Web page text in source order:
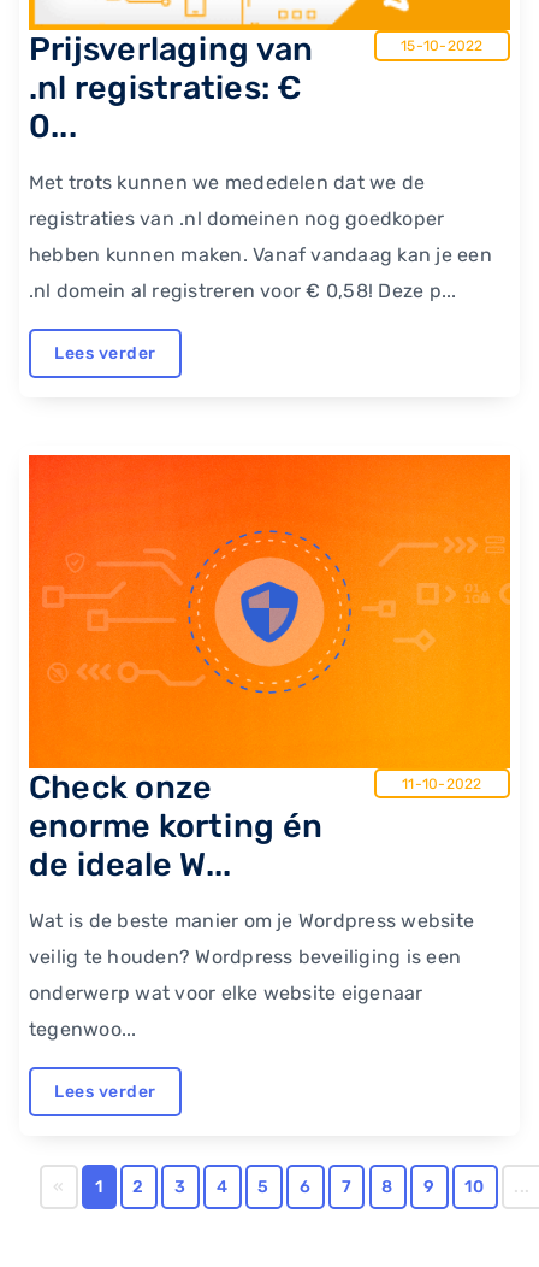
Prijsverlaging van
.nl registraties: €
0...
15-10-2022
Met trots kunnen we mededelen dat we de
registraties van .nl domeinen nog goedkoper
hebben kunnen maken. Vanaf vandaag kan je een
.nl domein al registreren voor € 0,58! Deze p...
Lees verder
Check onze
enorme korting én
de ideale W...
11-10-2022
Wat is de beste manier om je Wordpress website
veilig te houden? Wordpress beveiliging is een
onderwerp wat voor elke website eigenaar
tegenwoo...
Lees verder
« 1 2 3 4 5 6 7 8 9 10 ...